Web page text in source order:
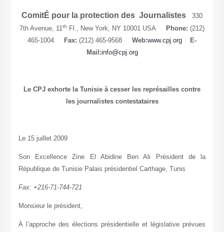
ComitÉ pour la protection des Journalistes 330
7th Avenue, 11th Fl., New York, NY 10001 USA Phone: (212)
465‑1004
Fax: (212) 465‑9568 Web:www.cpj.org
E-
Mail:info@cpj.org
Le CPJ exhorte la Tunisie à cesser les représailles contre
les journalistes contestataires
Le 15 juillet 2009
Son Excellence Zine El Abidine Ben Ali Président de la
République de Tunisie Palais présidentiel Carthage, Tunis
Fax: +216-71-744-721
Monsieur le président,
À l’approche des élections présidentielle et législative prévues